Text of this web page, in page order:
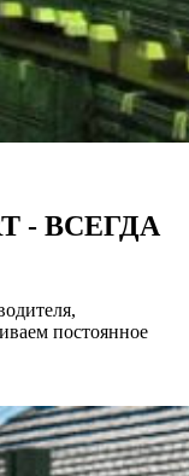
- ВСЕГДА
постоянное